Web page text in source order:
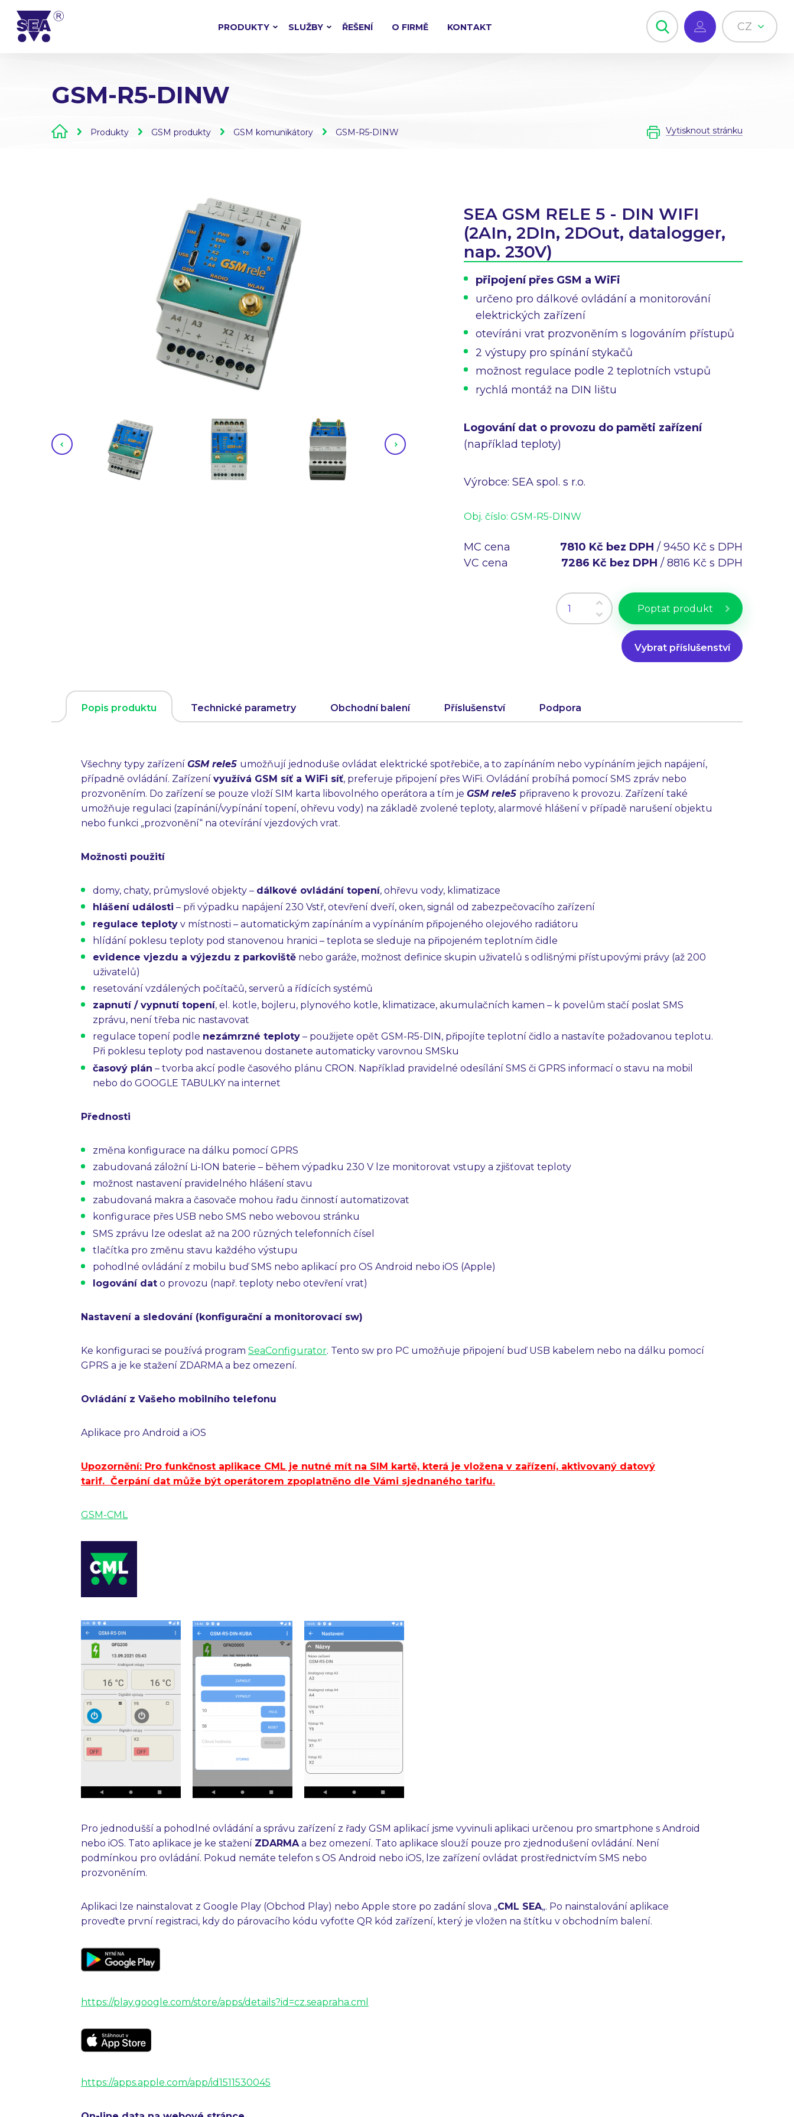
PRODUKTY SLUŽBY ŘEŠENÍ O FIRMĚ KONTAKT CZ
GSM-R5-DINW
Produkty GSM produkty GSM komunikátory GSM-R5-DINW Vytisknout stránku
SEA GSM RELE 5 - DIN WIFI
(2AIn, 2DIn, 2DOut, datalogger,
nap. 230V)
připojení přes GSM a WiFi
určeno pro dálkové ovládání a monitorování
elektrických zařízení
otevíráni vrat prozvoněním s logováním přístupů
2 výstupy pro spínání stykačů
možnost regulace podle 2 teplotních vstupů
rychlá montáž na DIN lištu
Logování dat o provozu do paměti zařízení
(například teploty)
Výrobce: SEA spol. s r.o.
Obj. číslo: GSM-R5-DINW
MC cena 7810 Kč bez DPH / 9450 Kč s DPH
VC cena
7286 Kč bez DPH / 8816 Kč s DPH
Poptat produkt
Vybrat příslušenství
Popis produktu Technické parametry Obchodní balení Příslušenství Podpora
Všechny typy zařízení GSM rele5 umožňují jednoduše ovládat elektrické spotřebiče, a to zapínáním nebo vypínáním jejich napájení,
případně ovládání. Zařízení využívá GSM síť a WiFi síť, preferuje připojení přes WiFi. Ovládání probíhá pomocí SMS zpráv nebo
prozvoněním. Do zařízení se pouze vloží SIM karta libovolného operátora a tím je GSM rele5 připraveno k provozu. Zařízení také
umožňuje regulaci (zapínání/vypínání topení, ohřevu vody) na základě zvolené teploty, alarmové hlášení v případě narušení objektu
nebo funkci „prozvonění“ na otevírání vjezdových vrat.
Možnosti použití
domy, chaty, průmyslové objekty – dálkové ovládání topení, ohřevu vody, klimatizace
hlášení události – při výpadku napájení 230 Vstř, otevření dveří, oken, signál od zabezpečovacího zařízení
regulace teploty v místnosti – automatickým zapínáním a vypínáním připojeného olejového radiátoru
hlídání poklesu teploty pod stanovenou hranici – teplota se sleduje na připojeném teplotním čidle
evidence vjezdu a výjezdu z parkoviště nebo garáže, možnost definice skupin uživatelů s odlišnými přístupovými právy (až 200
uživatelů)
resetování vzdálených počítačů, serverů a řídících systémů
zapnutí / vypnutí topení, el. kotle, bojleru, plynového kotle, klimatizace, akumulačních kamen – k povelům stačí poslat SMS
zprávu, není třeba nic nastavovat
regulace topení podle nezámrzné teploty – použijete opět GSM-R5-DIN, připojíte teplotní čidlo a nastavíte požadovanou teplotu.
Při poklesu teploty pod nastavenou dostanete automaticky varovnou SMSku
časový plán – tvorba akcí podle časového plánu CRON. Například pravidelné odesílání SMS či GPRS informací o stavu na mobil
nebo do GOOGLE TABULKY na internet
Přednosti
změna konfigurace na dálku pomocí GPRS
zabudovaná záložní Li-ION baterie – během výpadku 230 V lze monitorovat vstupy a zjišťovat teploty
možnost nastavení pravidelného hlášení stavu
zabudovaná makra a časovače mohou řadu činností automatizovat
konfigurace přes USB nebo SMS nebo webovou stránku
SMS zprávu lze odeslat až na 200 různých telefonních čísel
tlačítka pro změnu stavu každého výstupu
pohodlné ovládání z mobilu buď SMS nebo aplikací pro OS Android nebo iOS (Apple)
logování dat o provozu (např. teploty nebo otevření vrat)
Nastavení a sledování (konfigurační a monitorovací sw)
Ke konfiguraci se používá program SeaConfigurator. Tento sw pro PC umožňuje připojení buď USB kabelem nebo na dálku pomocí
GPRS a je ke stažení ZDARMA a bez omezení.
Ovládání z Vašeho mobilního telefonu
Aplikace pro Android a iOS
Upozornění: Pro funkčnost aplikace CML je nutné mít na SIM kartě, která je vložena v zařízení, aktivovaný datový
tarif. Čerpání dat může být operátorem zpoplatněno dle Vámi sjednaného tarifu.
GSM-CML
Pro jednodušší a pohodlné ovládání a správu zařízení z řady GSM aplikací jsme vyvinuli aplikaci určenou pro smartphone s Android
nebo iOS. Tato aplikace je ke stažení ZDARMA a bez omezení. Tato aplikace slouží pouze pro zjednodušení ovládání. Není
podmínkou pro ovládání. Pokud nemáte telefon s OS Android nebo iOS, lze zařízení ovládat prostřednictvím SMS nebo
prozvoněním.
Aplikaci lze nainstalovat z Google Play (Obchod Play) nebo Apple store po zadání slova „CML SEA„. Po nainstalování aplikace
proveďte první registraci, kdy do párovacího kódu vyfoťte QR kód zařízení, který je vložen na štítku v obchodním balení.
https://play.google.com/store/apps/details?id=cz.seapraha.cml
https://apps.apple.com/app/id1511530045